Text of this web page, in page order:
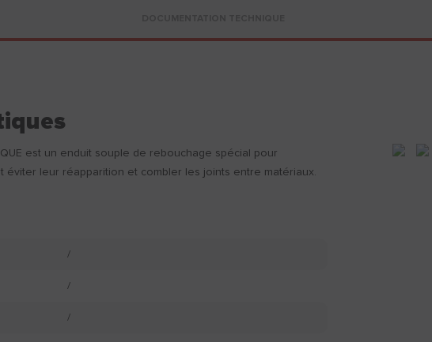
est un enduit souple de rebouchage spécial pour
éviter leur réapparition et combler les joints entre matériaux.
/
/
/